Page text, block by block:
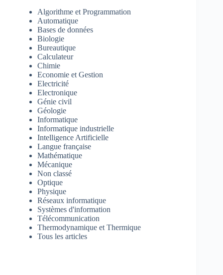
Algorithme et Programmation
Automatique
Bases de données
Biologie
Bureautique
Calculateur
Chimie
Economie et Gestion
Electricité
Electronique
Génie civil
Géologie
Informatique
Informatique industrielle
Intelligence Artificielle
Langue française
Mathématique
Mécanique
Non classé
Optique
Physique
Réseaux informatique
Systèmes d'information
Télécommunication
Thermodynamique et Thermique
Tous les articles